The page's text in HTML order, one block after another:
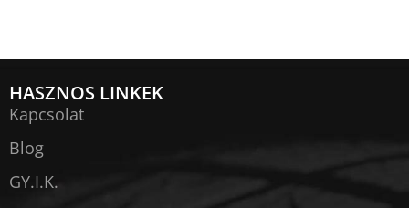
HASZNOS LINKEK
Kapcsolat
Blog
GY.I.K.